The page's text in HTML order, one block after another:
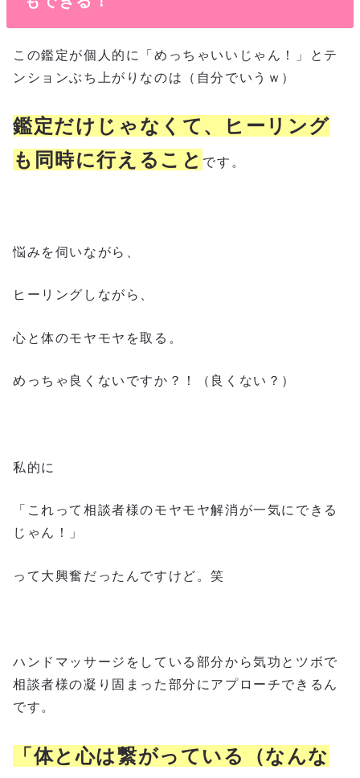
この鑑定が個人的に「めっちゃいいじゃん！」とテ
ンションぶち上がりなのは（自分でいうｗ）
鑑定だけじゃなくて、ヒーリング
も同時に行えること です。
悩みを伺いながら、
ヒーリングしながら、
心と体のモヤモヤを取る。
めっちゃ良くないですか？！（良くない？）
私的に
「これって相談者様のモヤモヤ解消が一気にできる
じゃん！」
って大興奮だったんですけど。笑
ハンドマッサージをしている部分から気功とツボで
相談者様の凝り固まった部分にアプローチできるん
です。
「体と心は繋がっている（なんな